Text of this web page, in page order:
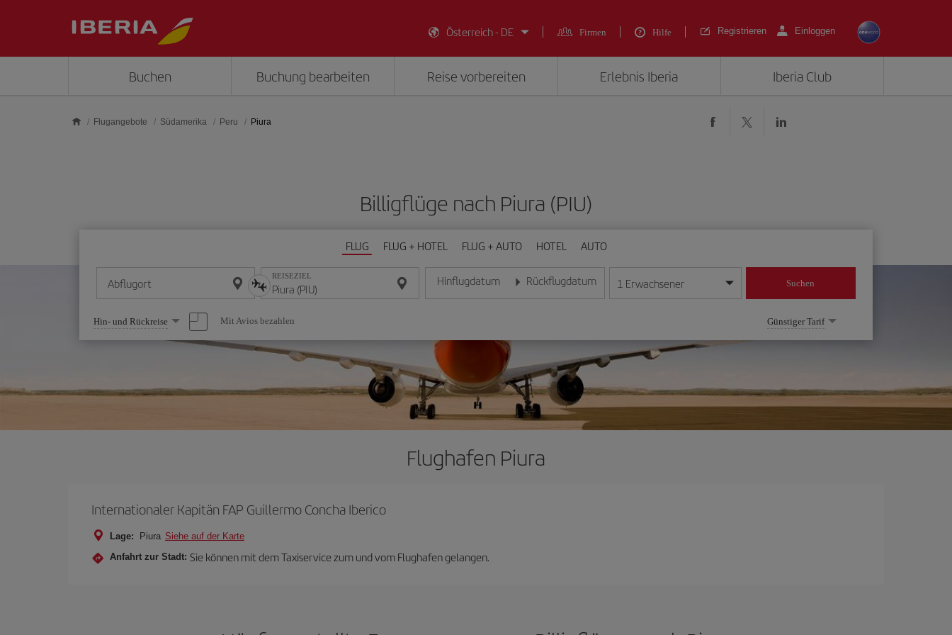
Österreich - DE
Firmen Hilfe Registrieren Einloggen
Buchen Buchung bearbeiten Reise vorbereiten Erlebnis Iberia Iberia Club
Flugangebote Südamerika Peru Piura
Billigflüge nach Piura (PIU)
FLUG FLUG + HOTEL FLUG + AUTO HOTEL AUTO
Abflugort REISEZIEL Hinflugdatum
Geben Sie das Datum im Format Tag/Monat/Jahr ein
Rückflugdatum
Geben Sie das Datum im Format Tag/Monat/Jahr ein
1 Erwachsener Suchen
Wählen
Sie
eine
Hin- und Rückreise Mit Avios bezahlen Günstiger Tarif
Flughafen Piura
Internationaler Kapitän FAP Guillermo Concha Iberico
Lage: Piura Siehe auf der Karte
Anfahrt zur Stadt: Sie können mit dem Taxiservice zum und vom Flughafen gelangen.